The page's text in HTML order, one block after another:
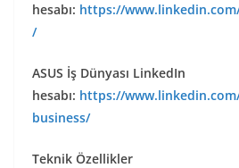
hesabı: https://
/
ASUS İş Dünyası LinkedIn
hesabı: https://
business/
Teknik Özellikler